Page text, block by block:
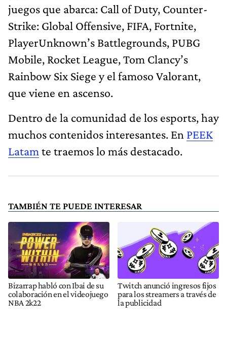
juegos que abarca: Call of Duty, Counter-
Strike: Global Offensive, FIFA, Fortnite,
PlayerUnknown’s Battlegrounds, PUBG
Mobile, Rocket League, Tom Clancy’s
Rainbow Six Siege y el famoso Valorant,
que viene en ascenso.
Dentro de la comunidad de los esports, hay
muchos contenidos interesantes. En PEEK
Latam te traemos lo más destacado.
TAMBIÉN TE PUEDE INTERESAR
Bizarrap habló con Ibai de su
colaboración en el videojuego
NBA 2k22
Twitch anunció ingresos fijos
para los streamers a través de
la publicidad